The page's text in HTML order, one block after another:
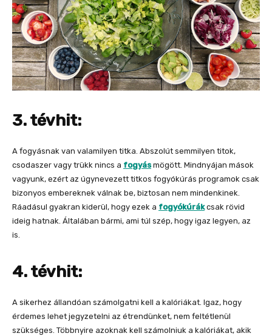
3. tévhit:
A fogyásnak van valamilyen titka. Abszolút semmilyen titok,
csodaszer vagy trükk nincs a fogyásmögött. Mindnyájan mások
vagyunk, ezért az úgynevezett titkos fogyókúrás programok csak
bizonyos embereknek válnak be, biztosan nem mindenkinek.
Ráadásul gyakran kiderül, hogy ezek a fogyókúrákcsak rövid
ideig hatnak. Általában bármi, ami túl szép, hogy igaz legyen, az
is.
4. tévhit:
A sikerhez állandóan számolgatni kell a kalóriákat. Igaz, hogy
érdemes lehet jegyzetelni az étrendünket, nem feltétlenül
szükséges. Többnyire azoknak kell számolniuk a kalóriákat, akik